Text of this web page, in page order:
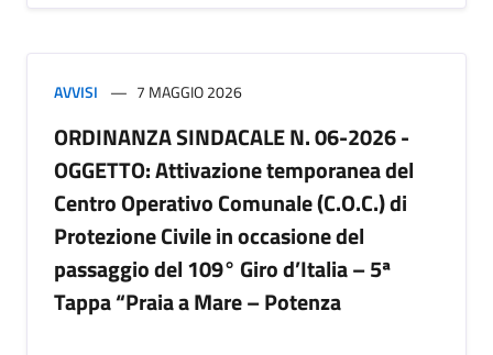
AVVISI 7 MAGGIO 2026
ORDINANZA SINDACALE N. 06-2026 -
OGGETTO: Attivazione temporanea del
Centro Operativo Comunale (C.O.C.) di
Protezione Civile in occasione del
passaggio del 109° Giro d’Italia – 5ª
Tappa “Praia a Mare – Potenza